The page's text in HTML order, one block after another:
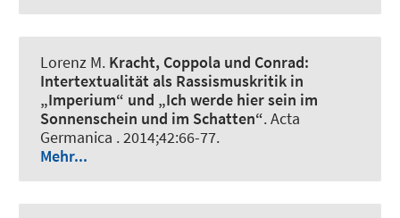
Lorenz M. Kracht, Coppola und Conrad:
Intertextualität als Rassismuskritik in
„Imperium“ und „Ich werde hier sein im
Sonnenschein und im Schatten“.Acta
Germanica . 2014;42:66-77.
Mehr...